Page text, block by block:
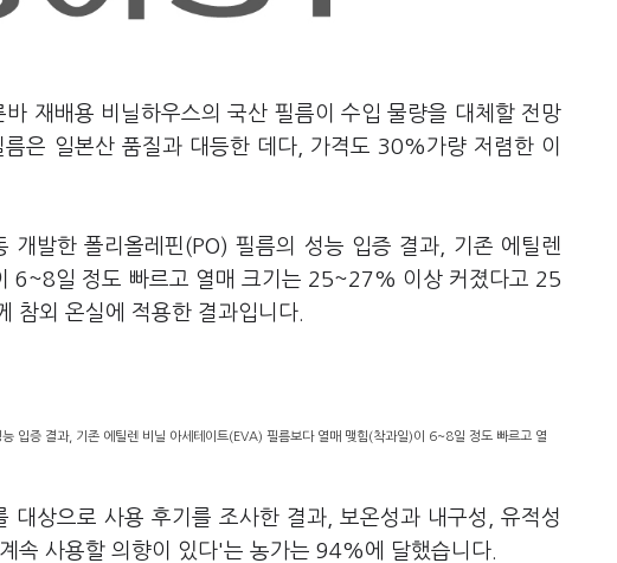
재배용 비닐하우스의 국산 필름이 수입 물량을 대체할 전망
은 일본산 품질과 대등한 데다, 가격도 30%가량 저렴한 이
발한 폴리올레핀(PO) 필름의 성능 입증 결과, 기존 에틸렌
6~8일 정도 빠르고 열매 크기는 25~27% 이상 커졌다고 25
참외 온실에 적용한 결과입니다.
증 결과, 기존 에틸렌 비닐 아세테이트(EVA) 필름보다 열매 맺힘(착과일)이 6~8일 정도 빠르고 열
상으로 사용 후기를 조사한 결과, 보온성과 내구성, 유적성
속 사용할 의향이 있다'는 농가는 94%에 달했습니다.